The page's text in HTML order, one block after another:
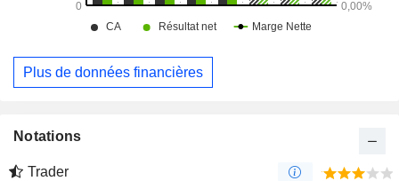
Plus de données financières
Notations
Trader